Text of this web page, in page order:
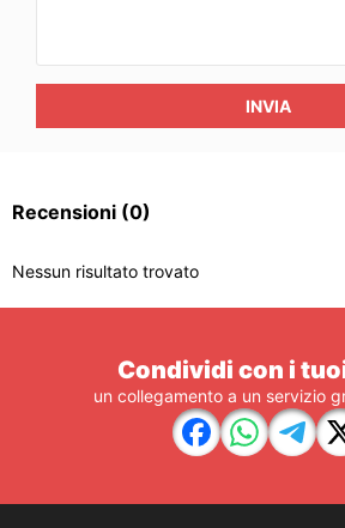
INVIA
Recensioni (0)
Nessun risultato trovato
Condividi con i
un collegamento a un servizio